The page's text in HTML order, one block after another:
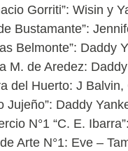
Gorriti”: Wisin y
Bustamante”:
Belmonte”: Daddy
M. de Aredez:
del Huerto: J
Jujeño”: Daddy
N°1 “C. E.
Arte N°1: Eve –